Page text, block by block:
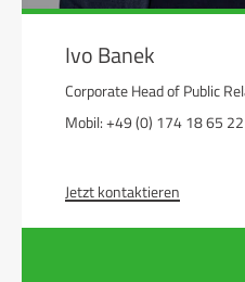
Ivo Banek
Corporate Head of Public
Mobil: +49 (0) 174 18 65
Jetzt kontaktieren